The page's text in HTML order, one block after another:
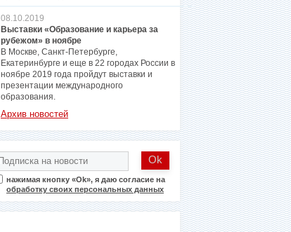
08.10.2019
Выставки «Образование и карьера за
рубежом» в ноябре
В Москве, Санкт-Петербурге,
Екатеринбурге и еще в 22 городах России в
ноябре 2019 года пройдут выставки и
презентации международного
образования.
Архив новостей
нажимая кнопку «Ok», я даю согласие на
обработку своих персональных данных